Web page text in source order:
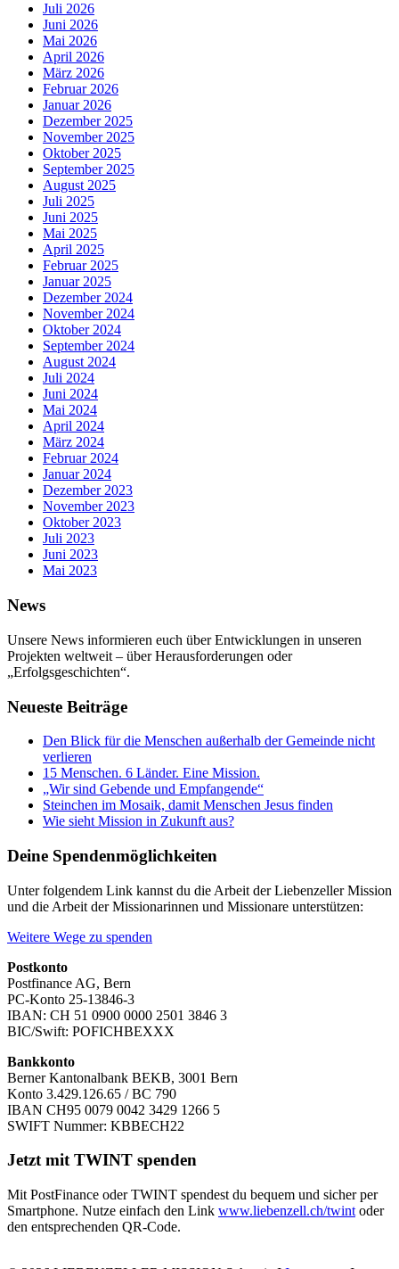
Juli 2026
Juni 2026
Mai 2026
April 2026
März 2026
Februar 2026
Januar 2026
Dezember 2025
November 2025
Oktober 2025
September 2025
August 2025
Juli 2025
Juni 2025
Mai 2025
April 2025
Februar 2025
Januar 2025
Dezember 2024
November 2024
Oktober 2024
September 2024
August 2024
Juli 2024
Juni 2024
Mai 2024
April 2024
März 2024
Februar 2024
Januar 2024
Dezember 2023
November 2023
Oktober 2023
Juli 2023
Juni 2023
Mai 2023
News
Unsere News informieren euch über Entwicklungen in unseren
Projekten weltweit – über Herausforderungen oder
„Erfolgsgeschichten“.
Neueste Beiträge
Den Blick für die Menschen außerhalb der Gemeinde nicht
verlieren
15 Menschen. 6 Länder. Eine Mission.
„Wir sind Gebende und Empfangende“
Steinchen im Mosaik, damit Menschen Jesus finden
Wie sieht Mission in Zukunft aus?
Deine Spendenmöglichkeiten
Unter folgendem Link kannst du die Arbeit der Liebenzeller Mission
und die Arbeit der Missionarinnen und Missionare unterstützen:
Weitere Wege zu spenden
Postkonto
Postfinance AG, Bern
PC-Konto 25-13846-3
IBAN: CH 51 0900 0000 2501 3846 3
BIC/Swift: POFICHBEXXX
Bankkonto
Berner Kantonalbank BEKB, 3001 Bern
Konto 3.429.126.65 / BC 790
IBAN CH95 0079 0042 3429 1266 5
SWIFT Nummer: KBBECH22
Jetzt mit TWINT spenden
Mit PostFinance oder TWINT spendest du bequem und sicher per
Smartphone. Nutze einfach den Link www.liebenzell.ch/twint oder
den entsprechenden QR-Code.